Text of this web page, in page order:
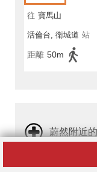
往 寶馬山
活倫台, 衛城道 站
距離 50m
蔚然附近